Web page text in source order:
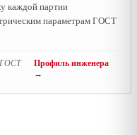
каждой партии
параметрам ГОСТ
ГОСТ
Профиль инженера
→